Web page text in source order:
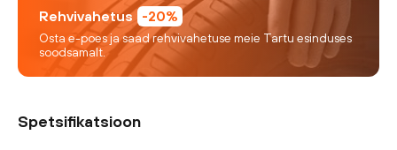
Rehvivahetus -20%
Osta e-poes ja saad rehvivahetuse meie Tartu esinduses
soodsamalt.
Spetsifikatsioon